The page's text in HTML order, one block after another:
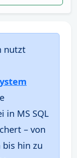
nutzt
in MS SQL
– von
hin zu